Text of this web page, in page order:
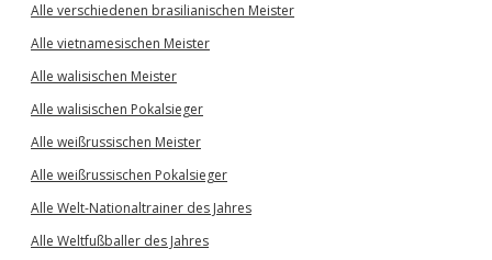
Alle verschiedenen brasilianischen Meister
Alle vietnamesischen Meister
Alle walisischen Meister
Alle walisischen Pokalsieger
Alle weißrussischen Meister
Alle weißrussischen Pokalsieger
Alle Welt-Nationaltrainer des Jahres
Alle Weltfußballer des Jahres